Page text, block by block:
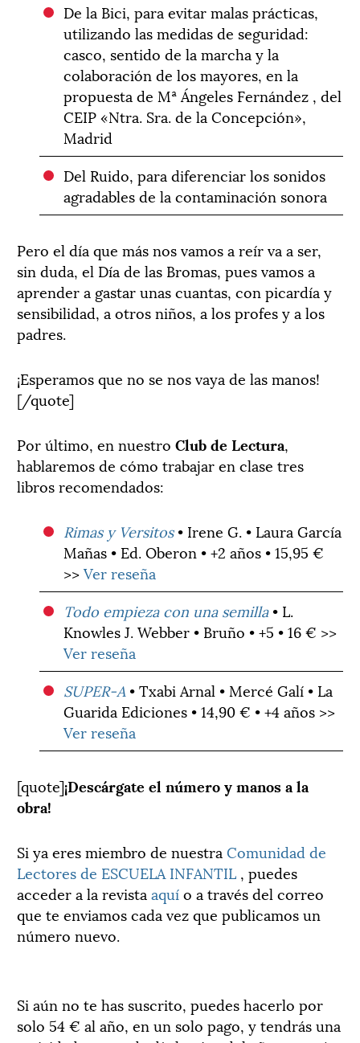
De la Bici, para evitar malas prácticas,
utilizando las medidas de seguridad:
casco, sentido de la marcha y la
colaboración de los mayores, en la
propuesta de Mª Ángeles Fernández , del
CEIP «Ntra. Sra. de la Concepción»,
Madrid
Del Ruido, para diferenciar los sonidos
agradables de la contaminación sonora
Pero el día que más nos vamos a reír va a ser,
sin duda, el Día de las Bromas, pues vamos a
aprender a gastar unas cuantas, con picardía y
sensibilidad, a otros niños, a los profes y a los
padres.
¡Esperamos que no se nos vaya de las manos!
[/quote]
Por último, en nuestro Club de Lectura,
hablaremos de cómo trabajar en clase tres
libros recomendados:
Rimas y Versitos • Irene G. • Laura García
Mañas • Ed. Oberon • +2 años • 15,95 €
>>Ver reseña
Todo empieza con una semilla• L.
Knowles J. Webber • Bruño • +5 • 16 € >>
Ver reseña
SUPER-A• Txabi Arnal • Mercé Galí • La
Guarida Ediciones • 14,90 € • +4 años >>
Ver reseña
[quote]¡Descárgate el número y manos a la
obra!
Si ya eres miembro de nuestraComunidad de
Lectores de ESCUELA INFANTIL , puedes
acceder a la revistaaquío a través del correo
que te enviamos cada vez que publicamos un
número nuevo.
Si aún no te has suscrito, puedes hacerlo por
solo 54 € al año, en un solo pago, y tendrás una